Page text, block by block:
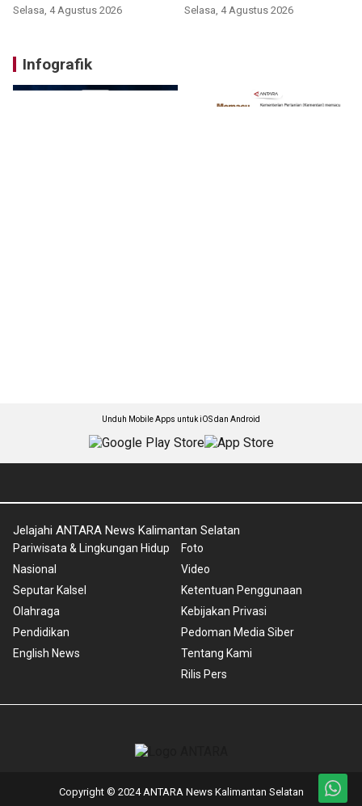
Selasa, 4 Agustus 2026 Selasa, 4 Agustus 2026
Infografik
Unduh Mobile Apps untuk iOS dan Android
Jelajahi ANTARA News Kalimantan Selatan
Pariwisata & Lingkungan Hidup
Nasional
Seputar Kalsel
Olahraga
Pendidikan
English News
Foto
Video
Ketentuan Penggunaan
Kebijakan Privasi
Pedoman Media Siber
Tentang Kami
Rilis Pers
Copyright © 2024 ANTARA News Kalimantan Selatan